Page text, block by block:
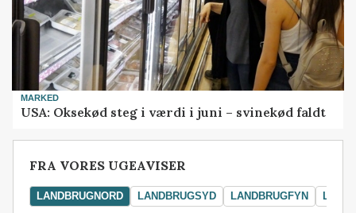
MARKED
USA: Oksekød steg i værdi i juni – svinekød faldt
FRA VORES UGEAVISER
LANDBRUGNORD LANDBRUGSYD LANDBRUGFYN